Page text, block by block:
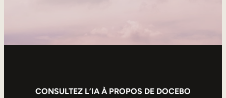
CONSULTEZ L’IA À PROPOS DE DOCEBO